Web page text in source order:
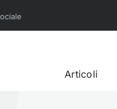
Articoli